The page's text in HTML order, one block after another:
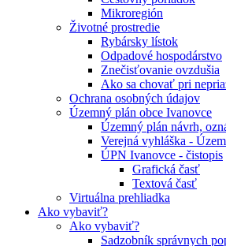
Mikroregión
Životné prostredie
Rybársky lístok
Odpadové hospodárstvo
Znečisťovanie ovzdušia
Ako sa chovať pri
Ochrana osobných údajov
Územný plán obce Ivanovce
Územný plán návrh,
Verejná vyhláška -
ÚPN Ivanovce - čistopis
Grafická časť
Textová časť
Virtuálna prehliadka
Ako vybaviť?
Ako vybaviť?
Sadzobník správnych